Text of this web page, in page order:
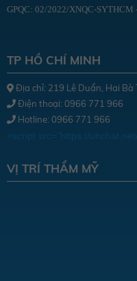
GPQC: 02/2022/XNQC-SYTHCM
TP HỒ CHÍ MINH
Địa chỉ: 219 Lê Duẩn, Hai Bà
Điện thoại: 0966 771 966
Hotline: 0966 771 966
<script src="https://
VỊ TRÍ THẨM MỸ